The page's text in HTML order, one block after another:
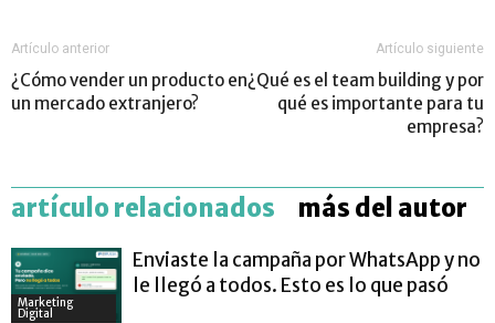
Artículo anterior
¿Cómo vender un producto en
un mercado extranjero?
Artículo siguiente
¿Qué es el team building y por
qué es importante para tu
empresa?
artículo relacionados más del autor
Marketing
Digital
Enviaste la campaña por WhatsApp y no
le llegó a todos. Esto es lo que pasó